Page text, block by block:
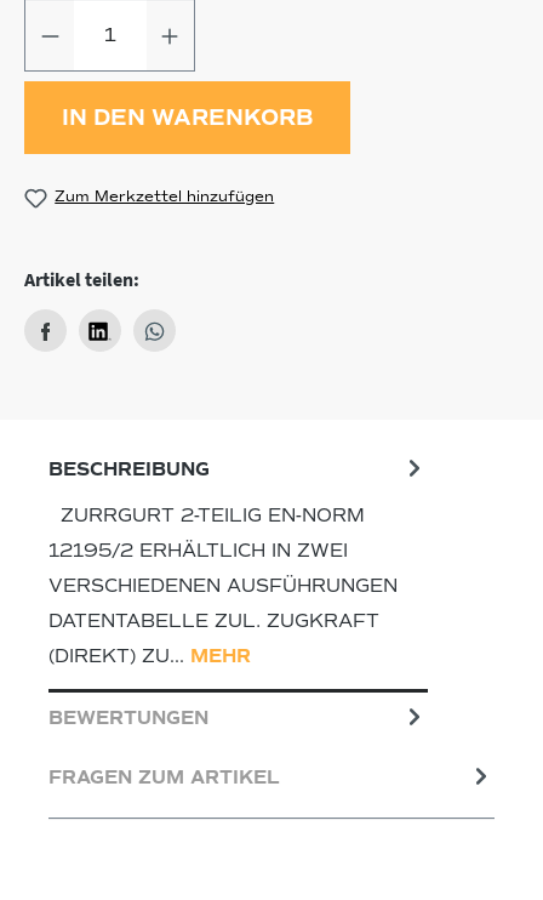
IN DEN WARENKORB
Zum Merkzettel hinzufügen
Artikel teilen:
BESCHREIBUNG
ZURRGURT 2-TEILIG EN-NORM
12195/2 ERHÄLTLICH IN ZWEI
VERSCHIEDENEN AUSFÜHRUNGEN
DATENTABELLE ZUL. ZUGKRAFT
(DIREKT) ZU… MEHR
BEWERTUNGEN
FRAGEN ZUM ARTIKEL